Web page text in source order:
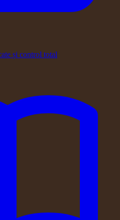
și control total